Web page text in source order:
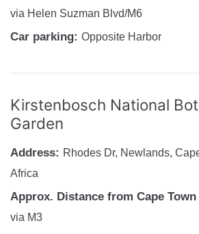
via Helen Suzman Blvd/M6
Car parking: Opposite Harbor
Kirstenbosch National
Garden
Address: Rhodes Dr, Newlands,
Africa
Approx. Distance from Cape
via M3